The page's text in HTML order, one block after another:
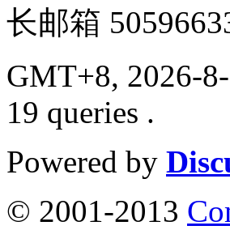
长邮箱
GMT+8, 2026-
19 queries .
Powered by
© 2001-2013